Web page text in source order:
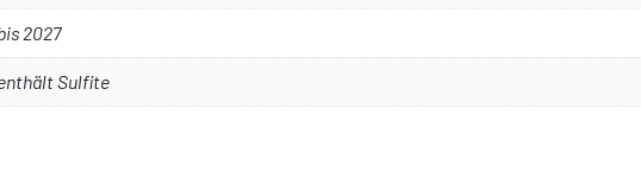
2027
Sulfite